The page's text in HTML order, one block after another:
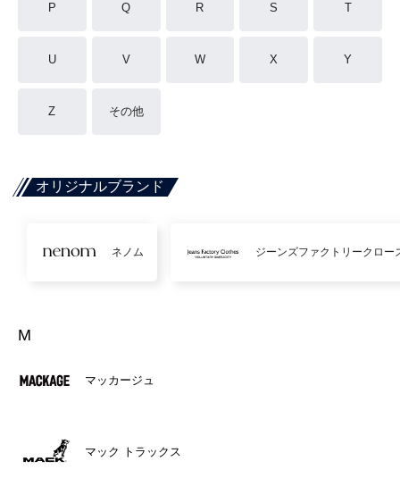
P Q R S T
U V W X Y
Z その他
オリジナルブランド
ネノム ジーンズファクトリークロー
M
マッカージュ
マック トラックス